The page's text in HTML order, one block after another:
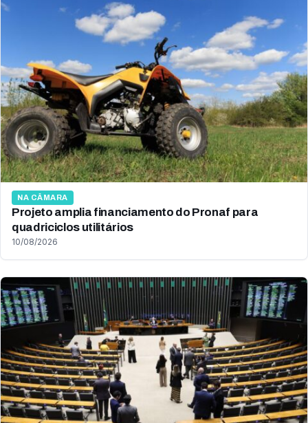
NA CÂMARA
Projeto amplia financiamento do Pronaf para
quadriciclos utilitários
10/08/2026